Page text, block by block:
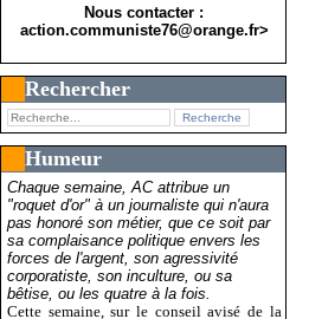
Nous contacter :
action.communiste76@orange.fr>
Rechercher
Humeur
Chaque semaine, AC attribue un
"roquet d'or" à un journaliste qui n'aura
pas honoré son métier, que ce soit par
sa complaisance politique envers les
forces de l'argent, son agressivité
corporatiste, son inculture, ou sa
bêtise, ou les quatre à la fois.
Cette semaine, sur le conseil avisé de la